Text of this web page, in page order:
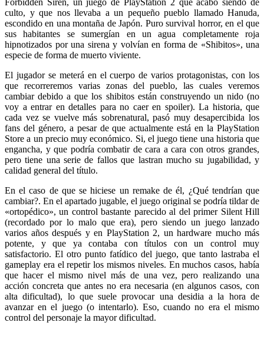
Forbidden Siren, un juego de PlayStation 2 que acabó siendo de
culto, y que nos llevaba a un pequeño pueblo llamado Hanuda,
escondido en una montaña de Japón. Puro survival horror, en el que
sus habitantes se sumergían en un agua completamente roja
hipnotizados por una sirena y volvían en forma de «Shibitos», una
especie de forma de muerto viviente.
El jugador se meterá en el cuerpo de varios protagonistas, con los
que recorreremos varias zonas del pueblo, las cuales veremos
cambiar debido a que los shibitos están construyendo un nido (no
voy a entrar en detalles para no caer en spoiler). La historia, que
cada vez se vuelve más sobrenatural, pasó muy desapercibida los
fans del género, a pesar de que actualmente está en la PlayStation
Store a un precio muy económico. Si, el juego tiene una historia que
engancha, y que podría combatir de cara a cara con otros grandes,
pero tiene una serie de fallos que lastran mucho su jugabilidad, y
calidad general del título.
En el caso de que se hiciese un remake de él, ¿Qué tendrían que
cambiar?. En el apartado jugable, el juego original se podría tildar de
«ortopédico», un control bastante parecido al del primer Silent Hill
(recordado por lo malo que era), pero siendo un juego lanzado
varios años después y en PlayStation 2, un hardware mucho más
potente, y que ya contaba con títulos con un control muy
satisfactorio. El otro punto fatídico del juego, que tanto lastraba el
gameplay era el repetir los mismos niveles. En muchos casos, había
que hacer el mismo nivel más de una vez, pero realizando una
acción concreta que antes no era necesaria (en algunos casos, con
alta dificultad), lo que suele provocar una desidia a la hora de
avanzar en el juego (o intentarlo). Eso, cuando no era el mismo
control del personaje la mayor dificultad.